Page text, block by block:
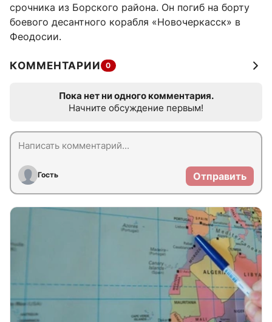
срочника из Борского района. Он погиб на борту
боевого десантного корабля «Новочеркасск» в
Феодосии.
КОММЕНТАРИИ 0
Пока нет ни одного комментария.
Начните обсуждение первым!
Гость Отправить